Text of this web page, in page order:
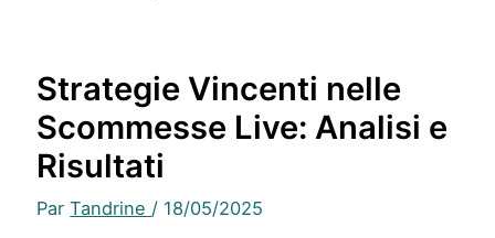
Strategie Vincenti nelle
Scommesse Live: Analisi e
Risultati
ParTandrine / 18/05/2025